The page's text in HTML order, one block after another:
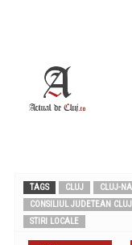
TAGS CLUJ CLUJ-
CONSILIUL JUDETEAN CLUJ
STIRI LOCALE